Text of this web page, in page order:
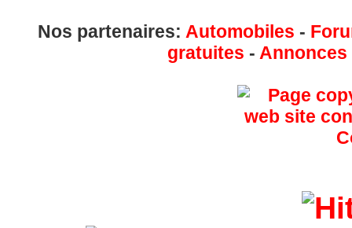
Nos partenaires: Automobiles -
gratuites -